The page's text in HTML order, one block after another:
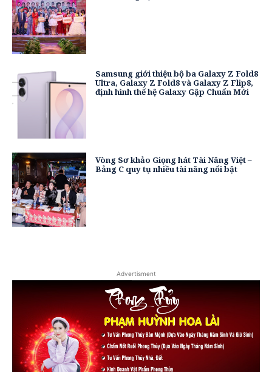
Samsung giới thiệu bộ ba Galaxy Z Fold8
Ultra, Galaxy Z Fold8 và Galaxy Z Flip8,
định hình thế hệ Galaxy Gập Chuẩn Mới
Vòng Sơ khảo Giọng hát Tài Năng Việt –
Bảng C quy tụ nhiều tài năng nổi bật
Advertisment